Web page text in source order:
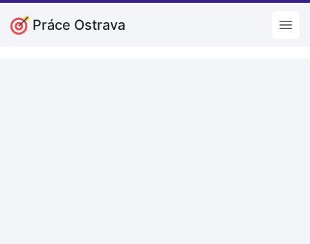
Práce Ostrava